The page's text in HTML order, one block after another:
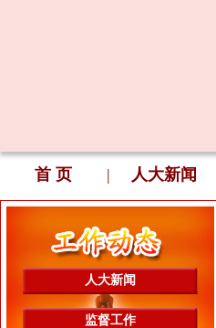
首 页 | 人大新闻
人大新闻
监督工作